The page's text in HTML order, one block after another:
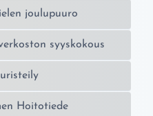
joulupuuro
syyskokous
Hoitotiede